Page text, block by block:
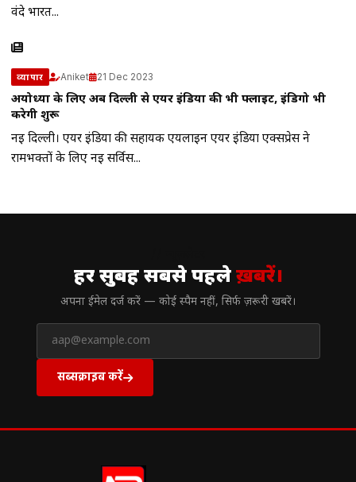
वंदे भारत...
व्यापार Aniket 21 Dec 2023
अयोध्‍या के लिए अब दिल्ली से एयर इंडिया की भी फ्लाइट, इंडिगो भी
करेगी शुरू
नई दिल्ली। एयर इंडिया की सहायक एयलाइन एयर इंडिया एक्‍सप्रेस ने
रामभक्‍तों के लिए नई सर्विस...
हर सुबह सबसे पहलेख़बरें।
अपना ईमेल दर्ज करें — कोई स्पैम नहीं, सिर्फ ज़रूरी खबरें।
सब्सक्राइब करें